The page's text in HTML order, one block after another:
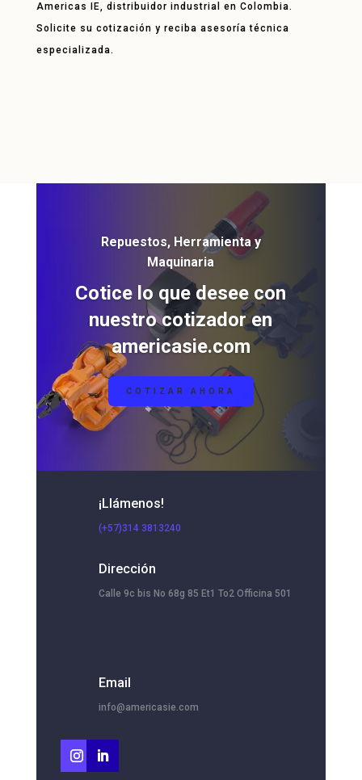
Americas IE, distribuidor industrial en Colombia.
Solicite su cotización y reciba asesoría técnica
especializada.
Repuestos, Herramienta y
Maquinaria
Cotice lo que desee con
nuestro cotizador en
americasie.com
COTIZAR AHORA
¡Llámenos!
(+57)314 3813240
Dirección
Calle 9c bis No 68g 85 Et1 To2 Officina 501
Email
info@americasie.com